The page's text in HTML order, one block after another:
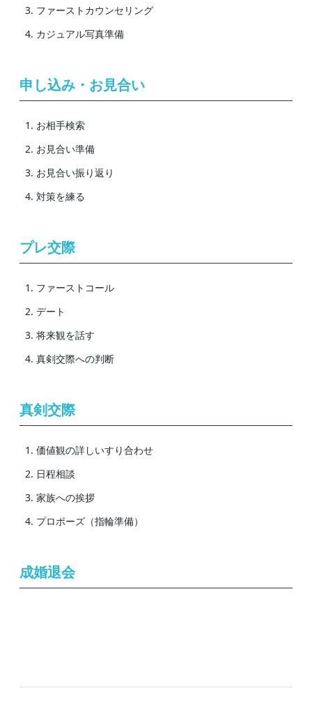
ファーストカウンセリング
カジュアル写真準備
申し込み・お見合い
お相手検索
お見合い準備
お見合い振り返り
対策を練る
プレ交際
ファーストコール
デート
将来観を話す
真剣交際への判断
真剣交際
価値観の詳しいすり合わせ
日程相談
家族への挨拶
プロポーズ（指輪準備）
成婚退会